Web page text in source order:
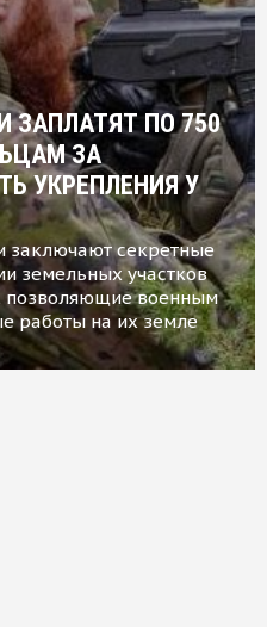
ПО 750
ЗА
УКРЕПЛЕНИЯ У
секретные
земельных участков
позволяющие военным
работы на их земле